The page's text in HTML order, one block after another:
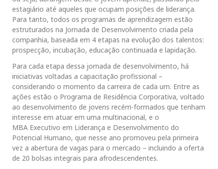
estagiário até aqueles que ocupam posições de liderança.
Para tanto, todos os programas de aprendizagem estão
estruturados na Jornada de Desenvolvimento criada pela
companhia, baseada em 4 etapas na evolução dos talentos:
prospecção, incubação, educação continuada e lapidação.
Para cada etapa dessa jornada de desenvolvimento, há
iniciativas voltadas a capacitação profissional –
considerando o momento da carreira de cada um. Entre as
ações estão o Programa de Residência Corporativa, voltado
ao desenvolvimento de jovens recém-formados que tenham
interesse em atuar em uma multinacional, e o
MBA Executivo em Liderança e Desenvolvimento do
Potencial Humano, que nesse ano promoveu pela primeira
vez a abertura de vagas para o mercado – incluindo a oferta
de 20 bolsas integrais para afrodescendentes.